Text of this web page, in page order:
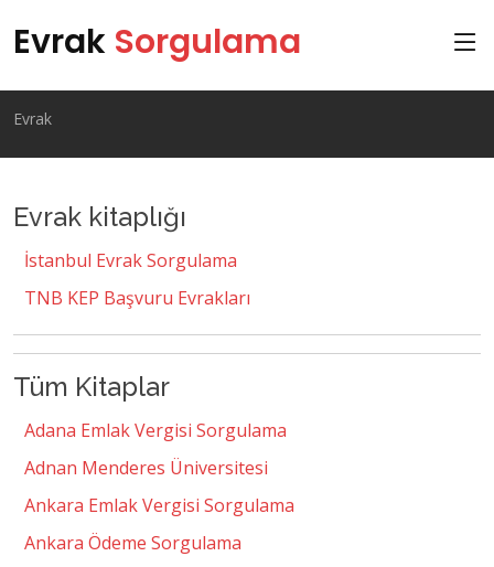
Evrak Sorgulama
Evrak
Evrak kitaplığı
İstanbul Evrak Sorgulama
TNB KEP Başvuru Evrakları
Tüm Kitaplar
Adana Emlak Vergisi Sorgulama
Adnan Menderes Üniversitesi
Ankara Emlak Vergisi Sorgulama
Ankara Ödeme Sorgulama